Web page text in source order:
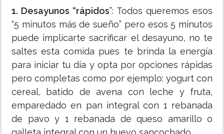
1. Desayunos “rápidos”: Todos queremos esos
“5 minutos más de sueño” pero esos 5 minutos
puede implicarte sacrificar el desayuno, no te
saltes esta comida pues te brinda la energía
para iniciar tu día y opta por opciones rápidas
pero completas como por ejemplo: yogurt con
cereal, batido de avena con leche y fruta,
emparedado en pan integral con 1 rebanada
de pavo y 1 rebanada de queso amarillo o